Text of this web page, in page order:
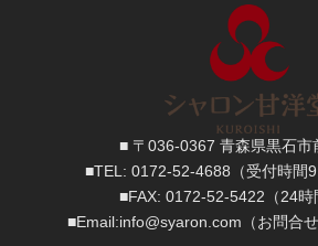
■ 〒036-0367 青森県黒石市
■TEL: 0172-52-4688 （受付時間
■FAX: 0172-52-5422 （24時
■Email:info@syaron.com （お問合